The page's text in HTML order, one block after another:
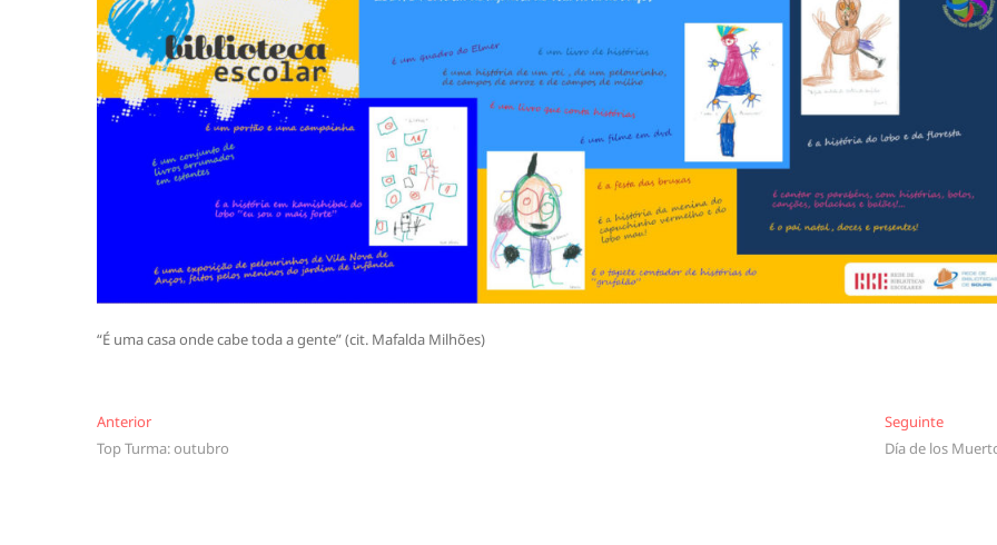
“É uma casa onde cabe toda a gente” (cit. Mafalda Milhões)
Navegação
de
AnteriorAnterior
Top Turma: outubro
Seguinte
Día de los